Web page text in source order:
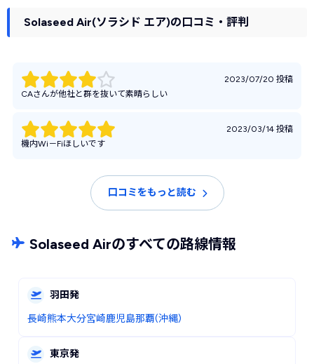
Solaseed Air(ソラシド エア)の口コミ・評判
2023/07/20 投稿
CAさんが他社と群を抜いて素晴らしい
2023/03/14 投稿
機内Wi－Fiほしいです
口コミをもっと読む
Solaseed Airのすべての路線情報
羽田発
長崎熊本大分宮崎鹿児島那覇(沖縄)
東京発